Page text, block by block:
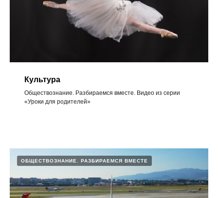
Культура
Обществознание. Разбираемся вместе. Видео из серии
«Уроки для родителей»
ОБЩЕСТВОЗНАНИЕ. РАЗБИРАЕМСЯ ВМЕСТЕ